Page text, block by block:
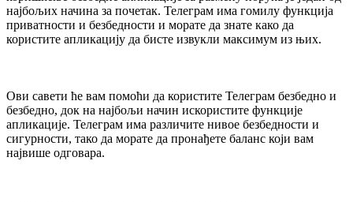
најбољих начина за почетак. Телеграм има гомилу функција
приватности и безбедности и морате да знате како да
користите апликацију да бисте извукли максимум из њих.
Ови савети ће вам помоћи да користите Телеграм безбедно и
безбедно, док на најбољи начин искористите функције
апликације. Телеграм има различите нивое безбедности и
сигурности, тако да морате да пронађете баланс који вам
највише одговара.